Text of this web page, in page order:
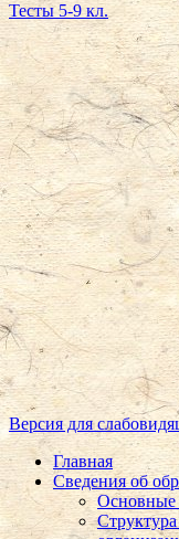
Тесты 5-9 кл.
Версия для
Главная
Сведения об
Основные